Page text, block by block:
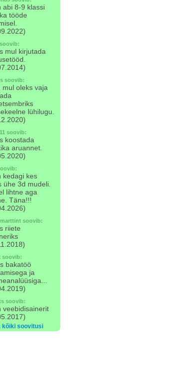
abi 8-9 klassi
tööde
soovib:
mul kirjutada
soovib:
mul oleks vaja
lühilugu.
soovib:
koostada
aruannet.
kedagi kes
ühe 3d mudeli.
lihtne aga
Täna!!!
soovib:
riiete
soovib:
bakatöö
ja
soovib:
veebidisainerit
kõiki soovitusi